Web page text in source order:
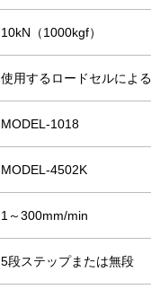
10kN（1000kgf）
使用するロードセルによる
MODEL-1018
MODEL-4502K
1～300mm/min
5段ステップまたは無段